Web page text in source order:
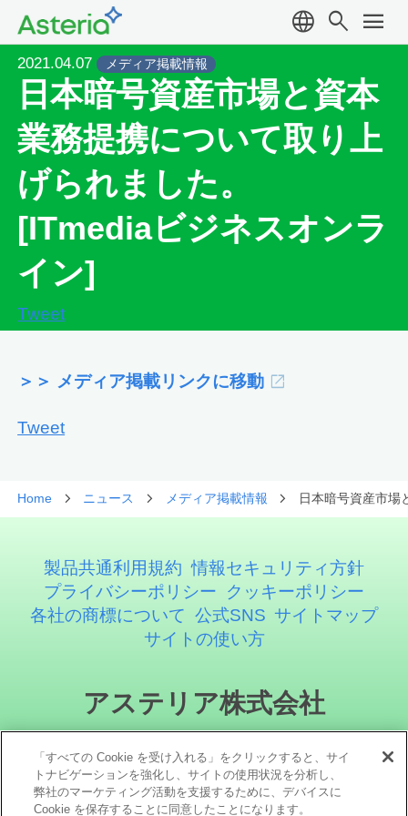
language search menu
2021.04.07 メディア掲載情報
日本暗号資産市場と資本
業務提携について取り上
げられました。
[ITmediaビジネスオンラ
イン]
Tweet
＞＞ メディア掲載リンクに移動
Tweet
Home ニュース メディア掲載情報 日本暗号資産市場
製品共通利用規約 情報セキュリティ方針
プライバシーポリシー
クッキーポリシー
各社の商標について 公式SNS サイトマップ
サイトの使い方
アステリア株式会社
「すべての Cookie を受け入れる」をクリックすると、サイ
トナビゲーションを強化し、サイトの使用状況を分析し、
弊社のマーケティング活動を支援するために、デバイスに
Cookie を保存することに同意したことになります。